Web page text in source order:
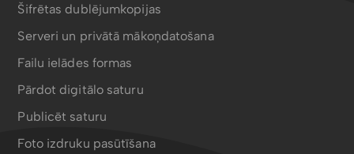
Šifrētas dublējumkopijas
Serveri un privātā mākoņdatošana
Failu ielādes formas
Pārdot digitālo saturu
Publicēt saturu
Foto izdruku pasūtīšana